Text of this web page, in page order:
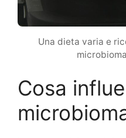
Una dieta varia e
Cosa